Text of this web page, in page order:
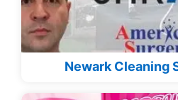
Newark Cleaning